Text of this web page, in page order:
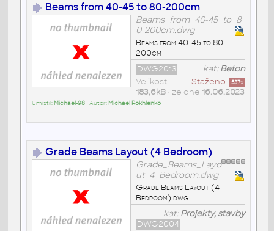
Beams from 40-45 to 80-200cm
Beams_from_40-45_to_8
0-200cm.dwg
Beams from 40-45 to 80-
200cm
kat:Beton
DWG2013
Staženo: 537x
Velikost
183,6kB• ze dne 16.06.2023
Umístil: Michael-98• Autor: Michael Rokhlenko
Grade Beams Layout (4 Bedroom)
Grade_Beams_Layo
ut_4_Bedroom.dwg
Grade Beams Layout (4
Bedroom).dwg
kat:Projekty, stavby
DWG2004